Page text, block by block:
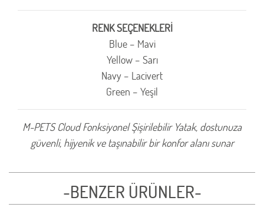
RENK SEÇENEKLERİ
Blue – Mavi
Yellow – Sarı
Navy – Lacivert
Green – Yeşil
M-PETS Cloud Fonksiyonel Şişirilebilir Yatak, dostunuza
güvenli, hijyenik ve taşınabilir bir konfor alanı sunar
-BENZER ÜRÜNLER-